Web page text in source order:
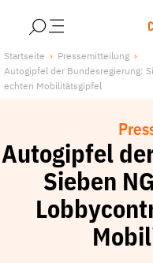
Über uns
Lobby FAQs
Jobs
Publikationen und Material
Lobbykritische
Unsere Schwerpunkte
Startseite
Pressemitteilung
Autogipfel der Bundesregierung:
echten Mobilitätsgipfel
Autogipfel
Sieben